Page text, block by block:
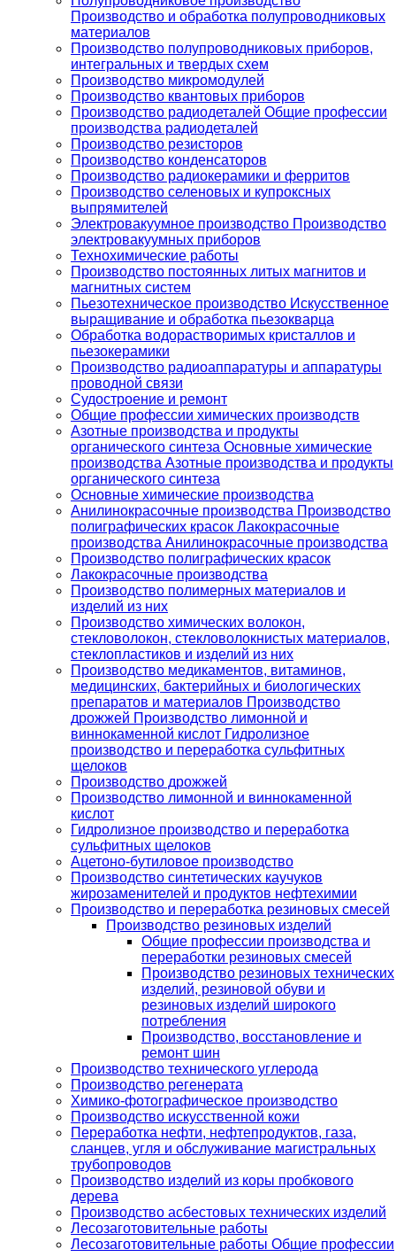
Производство и обработка полупроводниковых
материалов
Производство полупроводниковых приборов,
интегральных и твердых схем
Производство микромодулей
Производство квантовых приборов
Производство радиодеталей Общие профессии
производства радиодеталей
Производство резисторов
Производство конденсаторов
Производство радиокерамики и ферритов
Производство селеновых и купроксных
выпрямителей
Электровакуумное производство Производство
электровакуумных приборов
Технохимические работы
Производство постоянных литых магнитов и
магнитных систем
Пьезотехническое производство Искусственное
выращивание и обработка пьезокварца
Обработка водорастворимых кристаллов и
пьезокерамики
Производство радиоаппаратуры и аппаратуры
проводной связи
Судостроение и ремонт
Общие профессии химических производств
Азотные производства и продукты
органического синтеза Основные химические
производства Азотные производства и продукты
органического синтеза
Основные химические производства
Анилинокрасочные производства Производство
полиграфических красок Лакокрасочные
производства Анилинокрасочные производства
Производство полиграфических красок
Лакокрасочные производства
Производство полимерных материалов и
изделий из них
Производство химических волокон,
стекловолокон, стекловолокнистых материалов,
стеклопластиков и изделий из них
Производство медикаментов, витаминов,
медицинских, бактерийных и биологических
препаратов и материалов Производство
дрожжей Производство лимонной и
виннокаменной кислот Гидролизное
производство и переработка сульфитных
щелоков
Производство дрожжей
Производство лимонной и виннокаменной
кислот
Гидролизное производство и переработка
сульфитных щелоков
Ацетоно-бутиловое производство
Производство синтетических каучуков
жирозаменителей и продуктов нефтехимии
Производство и переработка резиновых смесей
Производство резиновых изделий
Общие профессии производства и
переработки резиновых смесей
Производство резиновых технических
изделий, резиновой обуви и
резиновых изделий широкого
потребления
Производство, восстановление и
ремонт шин
Производство технического углерода
Производство регенерата
Химико-фотографическое производство
Производство искусственной кожи
Переработка нефти, нефтепродуктов, газа,
сланцев, угля и обслуживание магистральных
трубопроводов
Производство изделий из коры пробкового
дерева
Производство асбестовых технических изделий
Лесозаготовительные работы
Лесозаготовительные работы Общие профессии